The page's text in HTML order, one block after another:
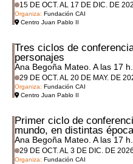
15 DE OCT. AL 17 DE DIC. DE
Organiza: Fundación CAI
Centro Juan Pablo II
Tres ciclos de
personajes
Ana Begoña Mateo. A las 17 h.
29 DE OCT. AL 20 DE MAY. DE
Organiza: Fundación CAI
Centro Juan Pablo II
Primer ciclo de
mundo, en distintas
Ana Begoña Mateo. A las 17 h.
29 DE OCT. AL 3 DE DIC. DE 2026
Organiza: Fundación CAI